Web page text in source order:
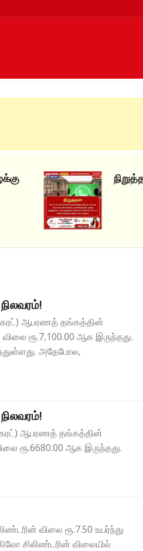
நிறுத்தம்!!
ஆபரணத் தங்கத்தின்
ரூ.7,100.00 ஆக இருந்தது.
அதேபோல,
ஆபரணத் தங்கத்தின்
ரூ.6680.00 ஆக இருந்தது.
விலை ரூ.7.50 உயர்ந்து
சிலிண்டரின் விலையில்